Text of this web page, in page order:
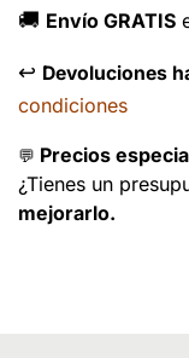
🚚 Envío GRATIS
↩️ Devoluciones
condiciones
💬 Precios
¿Tienes un
mejorarlo.